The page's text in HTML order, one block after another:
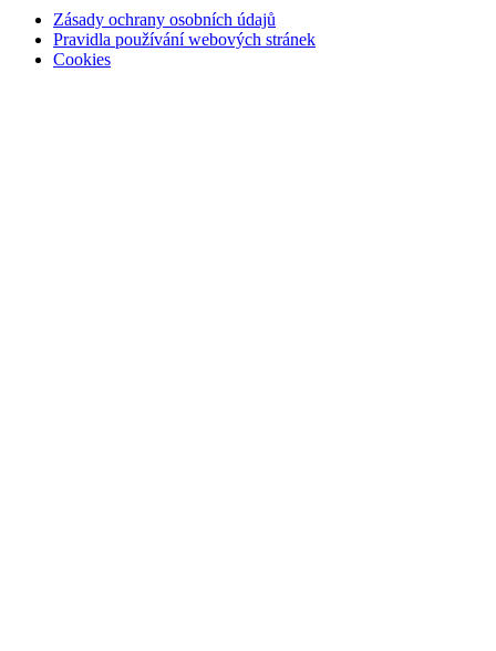
Zásady ochrany osobních údajů
Pravidla používání webových stránek
Cookies